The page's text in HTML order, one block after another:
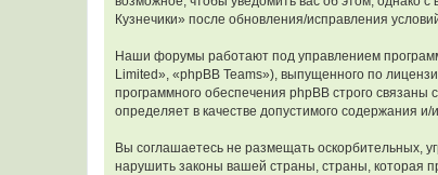
Кузнечики» после обновления/исправления
Наши форумы работают под управлением
Limited», «phpBB Teams»), выпущенного по
программного обеспечения phpBB строго
определяет в качестве допустимого содержания
Вы соглашаетесь не размещать оскорбительных,
нарушить законы вашей страны, страны, которая